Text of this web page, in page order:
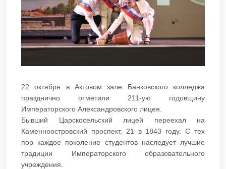
22 октября в Актовом зале Банковского колледжа
празднично отметили 211-ую годовщину
Императорского Александровского лицея.
Бывший Царскосельский лицей переехал на
Каменноостровский проспект, 21 в 1843 году. С тех
пор каждое поколение студентов наследует лучшие
традиции Императорского образовательного
учреждения.